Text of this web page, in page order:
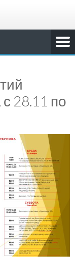
28.11 по